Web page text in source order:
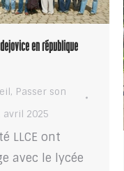
en république
, Passer son
avril 2025
LLCE ont
avec le lycée